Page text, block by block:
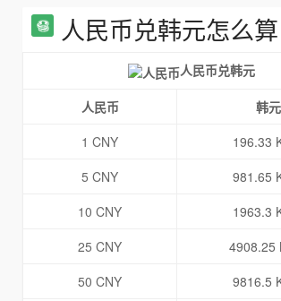
人民币兑韩元怎么算
人民币兑韩元
人民币
韩元
1 CNY
196.33
5 CNY
981.65
10 CNY
1963.3
25 CNY
4908.25
50 CNY
9816.5